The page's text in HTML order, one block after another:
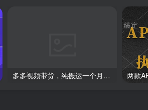
多多视频带货，纯搬运一个月搞了5w佣金，小白也能操作